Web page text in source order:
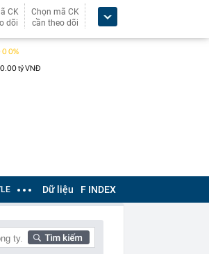
CK
dõi
Chọn mã CK
cần theo dõi
Dữ liệu F INDEX